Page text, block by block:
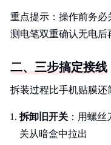
重点提示：操作前务必
测电笔双重确认无电后
二、三步搞定接线
拆装过程比手机贴膜还
拆卸旧开关 ：用螺
关从暗盒中拉出